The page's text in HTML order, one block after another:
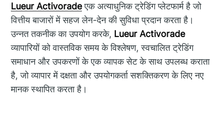
Lueur Activoradeएक अत्याधुनिक ट्रेडिंग प्लेटफार्म है जो
वित्तीय बाजारों में सहज लेन-देन की सुविधा प्रदान करता है।
उन्नत तकनीक का उपयोग करके, Lueur Activorade
व्यापारियों को वास्तविक समय के विश्लेषण, स्वचालित ट्रेडिंग
समाधान और उपकरणों के एक व्यापक सेट के साथ उपलब्ध कराता
है, जो व्यापार में दक्षता और उपयोगकर्ता सशक्तिकरण के लिए नए
मानक स्थापित करता है।